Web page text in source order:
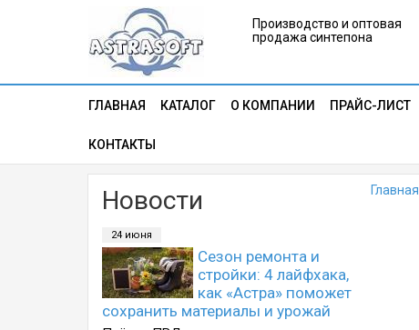
Производство и оптовая
продажа синтепона
ГЛАВНАЯ КАТАЛОГ О КОМПАНИИ ПРАЙС-ЛИСТ
КОНТАКТЫ
Новости
24 июня
Сезон ремонта и
стройки: 4 лайфхака,
как «Астра» поможет
сохранить материалы и урожай
Главная